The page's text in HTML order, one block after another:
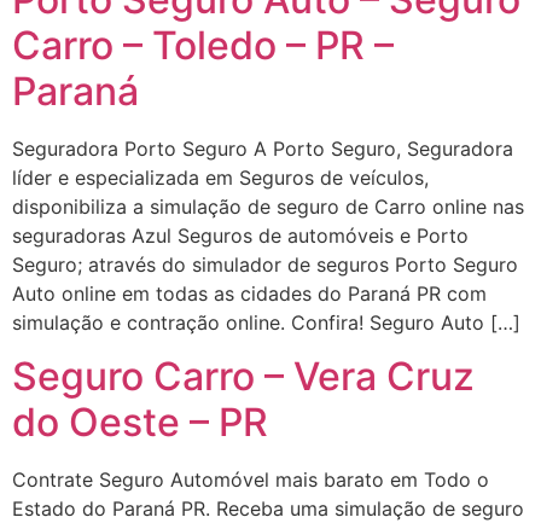
Carro – Toledo – PR –
Paraná
Seguradora Porto Seguro A Porto Seguro, Seguradora
líder e especializada em Seguros de veículos,
disponibiliza a simulação de seguro de Carro online nas
seguradoras Azul Seguros de automóveis e Porto
Seguro; através do simulador de seguros Porto Seguro
Auto online em todas as cidades do Paraná PR com
simulação e contração online. Confira! Seguro Auto […]
Seguro Carro – Vera Cruz
do Oeste – PR
Contrate Seguro Automóvel mais barato em Todo o
Estado do Paraná PR. Receba uma simulação de seguro